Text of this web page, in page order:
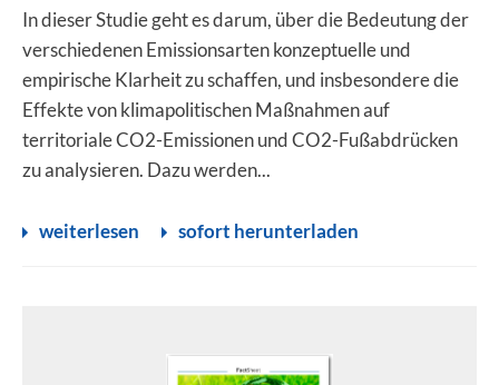
In dieser Studie geht es darum, über die Bedeutung der
verschiedenen Emissionsarten konzeptuelle und
empirische Klarheit zu schaffen, und insbesondere die
Effekte von klimapolitischen Maßnahmen auf
territoriale CO2-Emissionen und CO2-Fußabdrücken
zu analysieren. Dazu werden...
weiterlesen sofort herunterladen